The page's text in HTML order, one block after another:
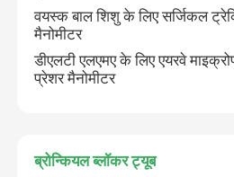
होम
वीआर दिखाएँ
वयस्क बाल शिशु के लिए सर्जिकल
मैनोमीटर
डीएलटी एलएमए के लिए एयरवे
प्रेशर मैनोमीटर
ब्रोन्कियल ब्लॉकर ट्यूब